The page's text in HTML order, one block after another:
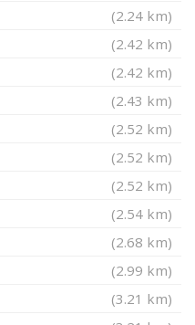
(2.24 km)
(2.42 km)
(2.42 km)
(2.43 km)
(2.52 km)
(2.52 km)
(2.52 km)
(2.54 km)
(2.68 km)
(2.99 km)
(3.21 km)